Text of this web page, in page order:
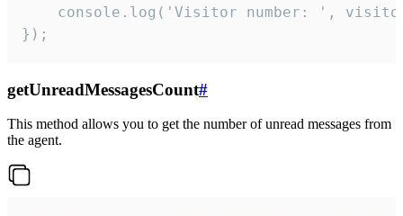
console.log('Visitor number: ',
});
getUnreadMessagesCount#
This method allows you to get the number of unread messages from
the agent.